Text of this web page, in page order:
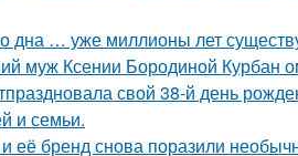
дна … уже миллионы лет
муж Ксении Бородиной Курбан
свой 38-й день
и семьи.
её бренд снова поразили